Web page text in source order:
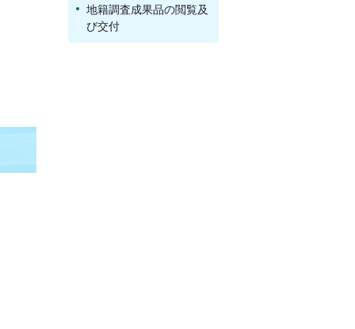
地籍調査成果品の閲覧及
び交付